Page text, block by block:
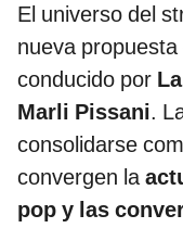
El universo del
nueva propuesta
conducido por
Marli Pissani.
consolidarse
convergen la
pop y las